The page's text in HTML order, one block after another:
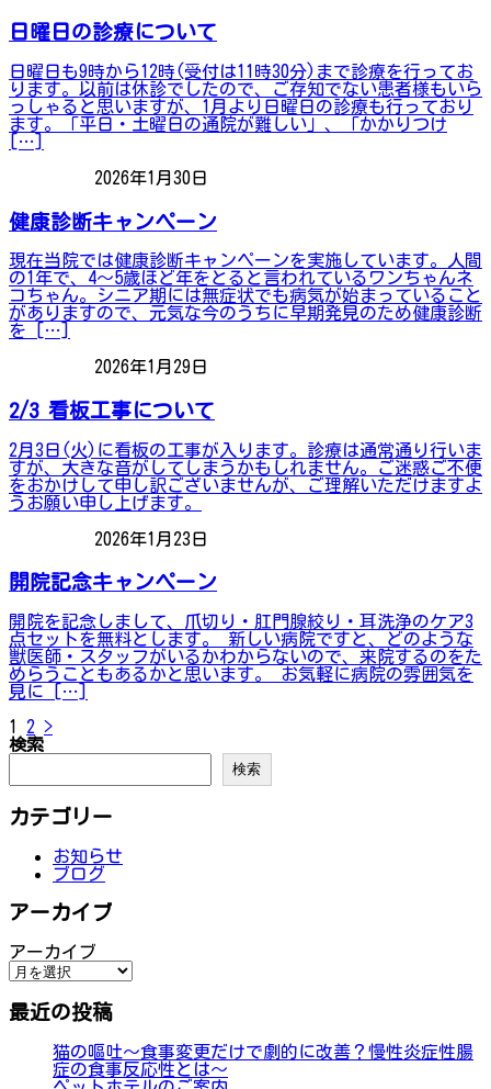
日曜日の診療について
日曜日も9時から12時(受付は11時30分)まで診療を行ってお
ります。以前は休診でしたので、ご存知でない患者様もいら
っしゃると思いますが、1月より日曜日の診療も行っており
ます。「平日・土曜日の通院が難しい」、「かかりつけ
[…]
2026年1月30日
健康診断キャンペーン
現在当院では健康診断キャンペーンを実施しています。人間
の1年で、4～5歳ほど年をとると言われているワンちゃんネ
コちゃん。シニア期には無症状でも病気が始まっていること
がありますので、元気な今のうちに早期発見のため健康診断
を […]
2026年1月29日
2/3 看板工事について
2月3日(火)に看板の工事が入ります。診療は通常通り行いま
すが、大きな音がしてしまうかもしれません。ご迷惑ご不便
をおかけして申し訳ございませんが、ご理解いただけますよ
うお願い申し上げます。
2026年1月23日
開院記念キャンペーン
開院を記念しまして、爪切り・肛門腺絞り・耳洗浄のケア3
点セットを無料とします。 新しい病院ですと、どのような
獣医師・スタッフがいるかわからないので、来院するのをた
めらうこともあるかと思います。 お気軽に病院の雰囲気を
見に […]
投
稿
の
ペ
ー
り
1 2 次
>
検索
検索
カテゴリー
お知らせ
ブログ
アーカイブ
アーカイブ
最近の投稿
猫の嘔吐～食事変更だけで劇的に改善？慢性炎症性腸
症の食事反応性とは～